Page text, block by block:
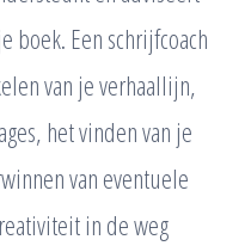
boek. Een schrijfcoach
van je verhaallijn,
het vinden van je
van eventuele
in de weg